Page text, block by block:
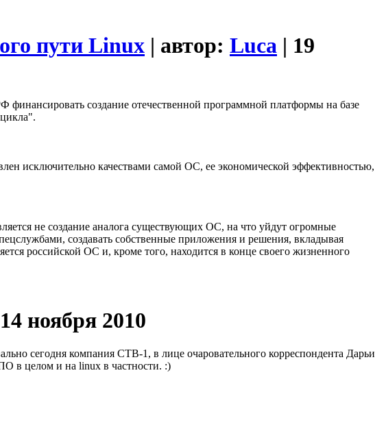
пути Linux | автор: Luca | 19
создание отечественной программной платформы на базе
исключительно качествами самой ОС, ее экономической эффективностью,
не создание аналога существующих ОС, на что уйдут огромные
создавать собственные приложения и решения, вкладывая
российской ОС и, кроме того, находится в конце своего жизненного
ноября 2010
сегодня компания СТВ-1, в лице очаровательного корреспондента Дарьи
в целом и на linux в частности. :)